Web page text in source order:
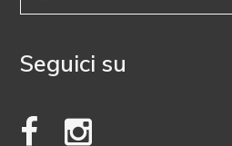
Seguici su